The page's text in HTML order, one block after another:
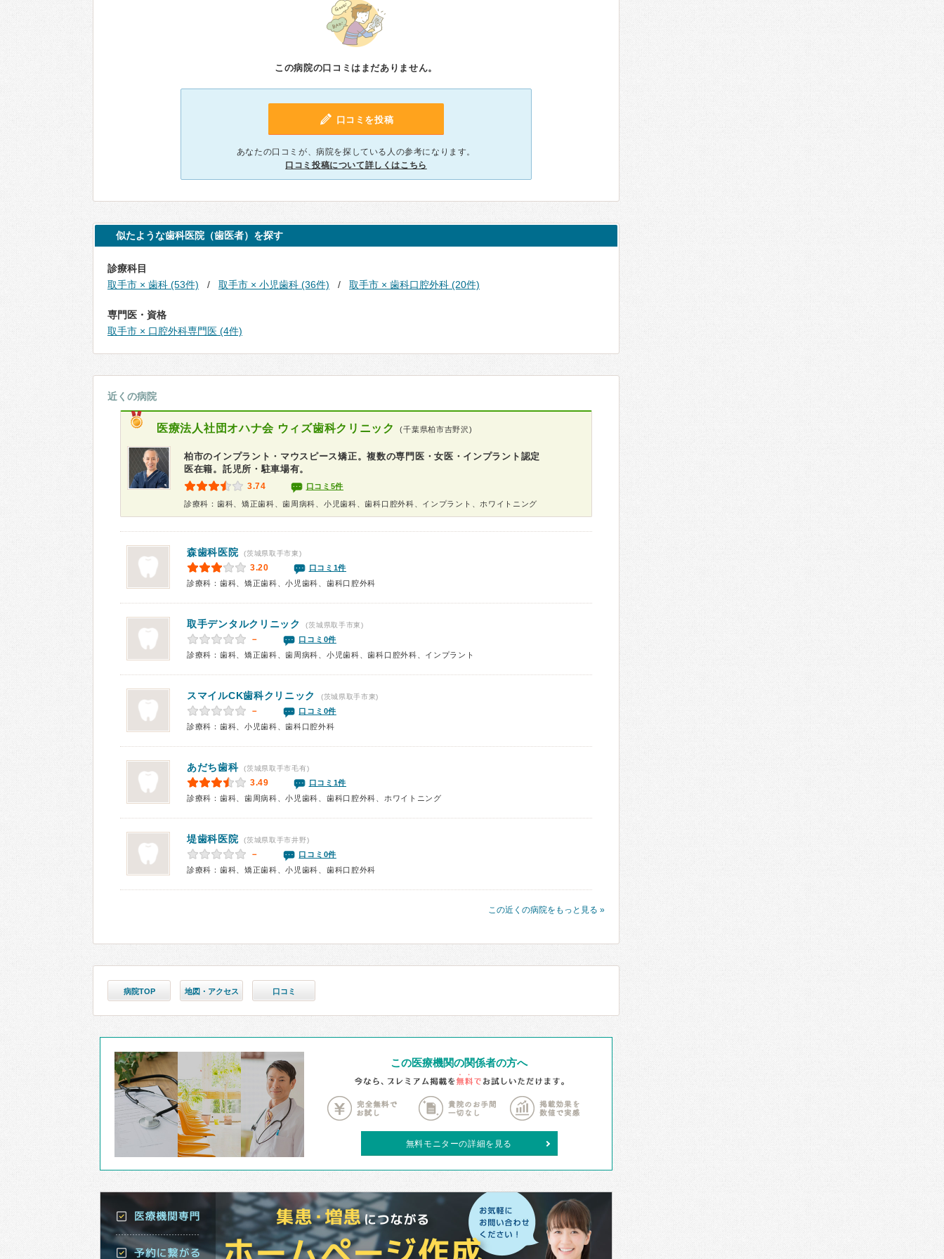
この病院の口コミはまだありません。
口コミを投稿
あなたの口コミが、病院を探している人の参考になります。
口コミ投稿について詳しくはこちら
似たような歯科医院（歯医者）を探す
診療科目
取手市 × 歯科 (53件)
取手市 × 小児歯科 (36件) 取手市 × 歯科口腔外科 (20件)
専門医・資格
取手市 × 口腔外科専門医 (4件)
近くの病院
医療法人社団オハナ会 ウィズ歯科クリニック (千葉県柏市吉野沢)
柏市のインプラント・マウスピース矯正。複数の専門医・女医・インプラント認定
医在籍。託児所・駐車場有。
3.74 口コミ5件
診療科：歯科、矯正歯科、歯周病科、小児歯科、歯科口腔外科、インプラント、ホワイトニング
森歯科医院 (茨城県取手市東)
3.20
口コミ1件
診療科：歯科、矯正歯科、小児歯科、歯科口腔外科
取手デンタルクリニック (茨城県取手市東)
－
口コミ0件
診療科：歯科、矯正歯科、歯周病科、小児歯科、歯科口腔外科、インプラント
スマイルCK歯科クリニック (茨城県取手市東)
－
口コミ0件
診療科：歯科、小児歯科、歯科口腔外科
あだち歯科 (茨城県取手市毛有)
3.49
口コミ1件
診療科：歯科、歯周病科、小児歯科、歯科口腔外科、ホワイトニング
堤歯科医院 (茨城県取手市井野)
－
口コミ0件
診療科：歯科、矯正歯科、小児歯科、歯科口腔外科
この近くの病院をもっと見る »
病院TOP 地図・アクセス 口コミ
この医療機関の関係者の方へ
無料モニターの詳細を見る